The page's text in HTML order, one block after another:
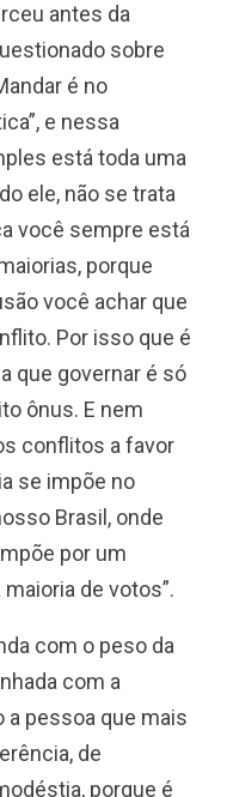
antes da
sobre
é no
e nessa
está toda uma
ele, não se trata
você sempre está
porque
você achar que
Por isso que é
que governar é só
ônus. E nem
conflitos a favor
se impõe no
Brasil, onde
por um
de votos”.
com o peso da
com a
a pessoa que mais
de
porque é